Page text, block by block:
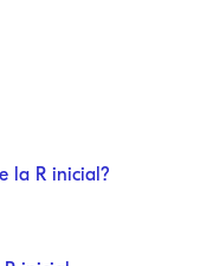
la R inicial?